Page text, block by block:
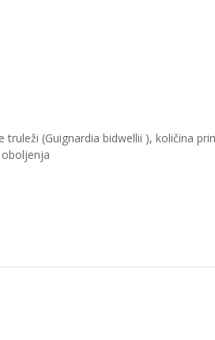
(Guignardia bidwellii ), količina